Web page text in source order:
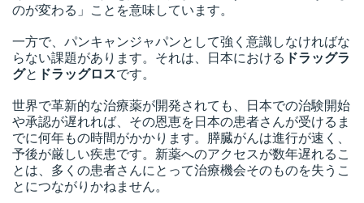
のが変わる」ことを意味しています。
一方で、パンキャンジャパンとして強く意識しなければな
らない課題があります。それは、日本における ドラッグラ
グと ドラッグロスです。
世界で革新的な治療薬が開発されても、日本での治験開始
や承認が遅れれば、その恩恵を日本の患者さんが受けるま
でに何年もの時間がかかります。膵臓がんは進行が速く、
予後が厳しい疾患です。新薬へのアクセスが数年遅れるこ
とは、多くの患者さんにとって治療機会そのものを失うこ
とにつながりかねません。